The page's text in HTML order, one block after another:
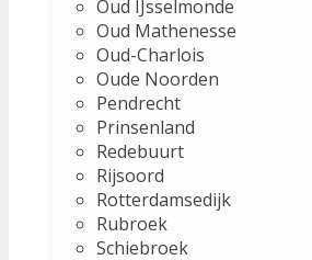
Oud IJsselmonde
Oud Mathenesse
Oud-Charlois
Oude Noorden
Pendrecht
Prinsenland
Redebuurt
Rijsoord
Rotterdamsedijk
Rubroek
Schiebroek